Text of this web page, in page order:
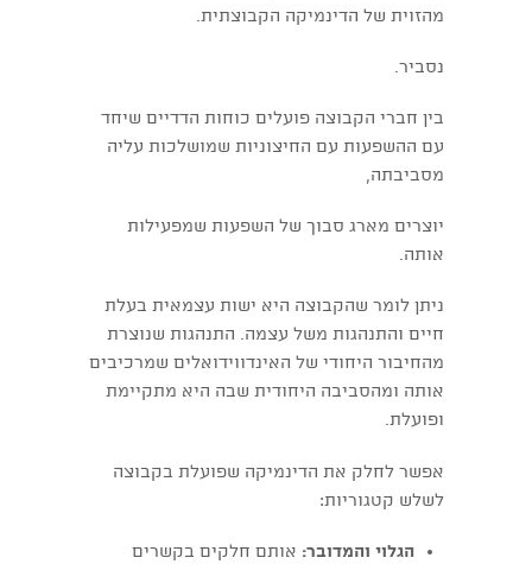
מהזוית של הדינמיקה הקבוצתית.
נסביר.
בין חברי הקבוצה פועלים כוחות הדדיים שיחד
עם ההשפעות עם החיצוניות שמושלכות עליה
מסביבתה,
יוצרים מארג סבוך של השפעות שמפעילות
אותה.
ניתן לומר שהקבוצה היא ישות עצמאית בעלת
חיים והתנהגות משל עצמה. התנהגות שנוצרת
מהחיבור היחודי של האינדווידואלים שמרכיבים
אותה ומהסביבה היחודית שבה היא מתקיימת
ופועלת.
אפשר לחלק את הדינמיקה שפועלת בקבוצה
לשלש קטגוריות:
הגלוי והמדובר: אותם חלקים בקשרים